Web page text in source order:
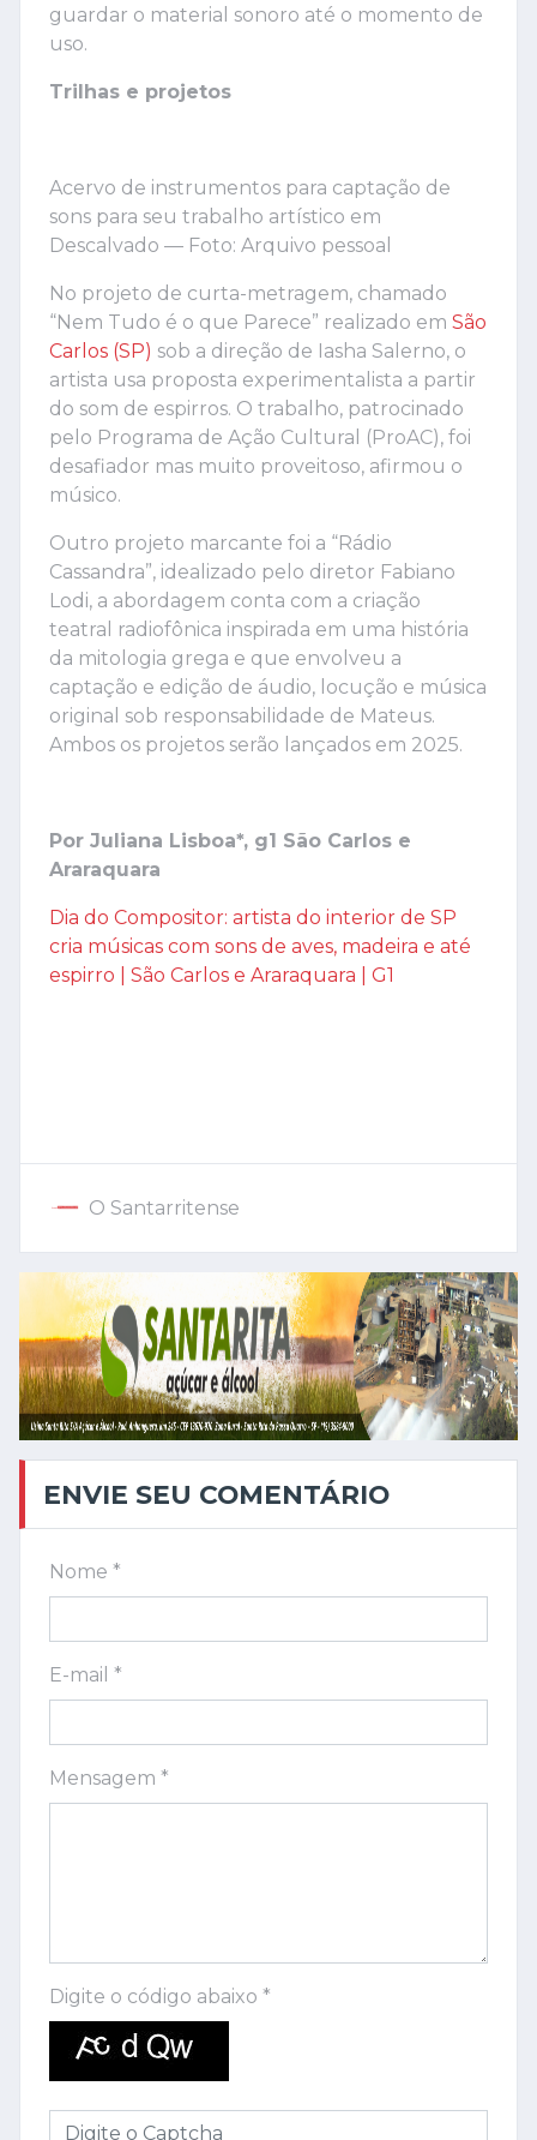
guardar o material sonoro até o momento de
uso.
Trilhas e projetos
Acervo de instrumentos para captação de
sons para seu trabalho artístico em
Descalvado — Foto: Arquivo pessoal
No projeto de curta-metragem, chamado
“Nem Tudo é o que Parece” realizado em São
Carlos (SP) sob a direção de Iasha Salerno, o
artista usa proposta experimentalista a partir
do som de espirros. O trabalho, patrocinado
pelo Programa de Ação Cultural (ProAC), foi
desafiador mas muito proveitoso, afirmou o
músico.
Outro projeto marcante foi a “Rádio
Cassandra”, idealizado pelo diretor Fabiano
Lodi, a abordagem conta com a criação
teatral radiofônica inspirada em uma história
da mitologia grega e que envolveu a
captação e edição de áudio, locução e música
original sob responsabilidade de Mateus.
Ambos os projetos serão lançados em 2025.
Por Juliana Lisboa*, g1 São Carlos e
Araraquara
Dia do Compositor: artista do interior de SP
cria músicas com sons de aves, madeira e até
espirro | São Carlos e Araraquara | G1
O Santarritense
ENVIE SEU COMENTÁRIO
Nome *
E-mail *
Mensagem *
Digite o código abaixo *